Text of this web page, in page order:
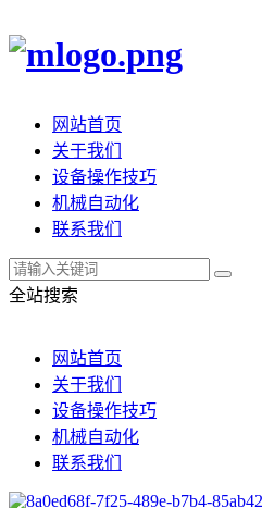
网站首页
关于我们
设备操作技巧
机械自动化
联系我们
全站搜索
网站首页
关于我们
设备操作技巧
机械自动化
联系我们